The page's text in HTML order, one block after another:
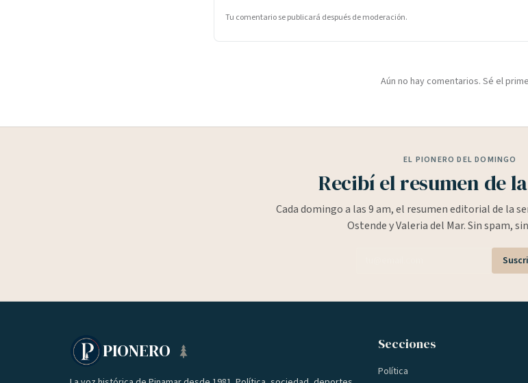
Tu comentario se publicará después de moderación.
Aún no hay comentarios. Sé el
EL PIONERO DEL DOMINGO
Recibí el resumen de
Cada domingo a las 9 am, el resumen editorial de la
Ostende y Valeria del Mar. Sin spam,
PIONERO Secciones
Política